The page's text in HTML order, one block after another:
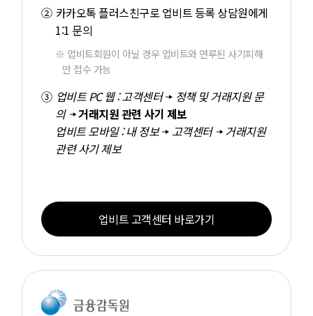
카카오톡 플러스친구로 업비트 등록 상담원에게
1:1 문의
※ 업비트회원이 아닐 경우 업비트와 연루된 사기피해
만 접수 가능
업비트 PC 웹 :고객센터
정책 및 거래지원 문
의
거래지원 관련 사기 제보
업비트 모바일 :내 정보 고객센터
거래지원
관련 사기 제보
업비트 고객센터 바로가기